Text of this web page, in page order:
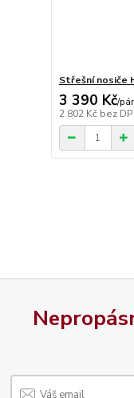
Střešní nosiče
3 390 Kč/pár
2 802 Kč bez